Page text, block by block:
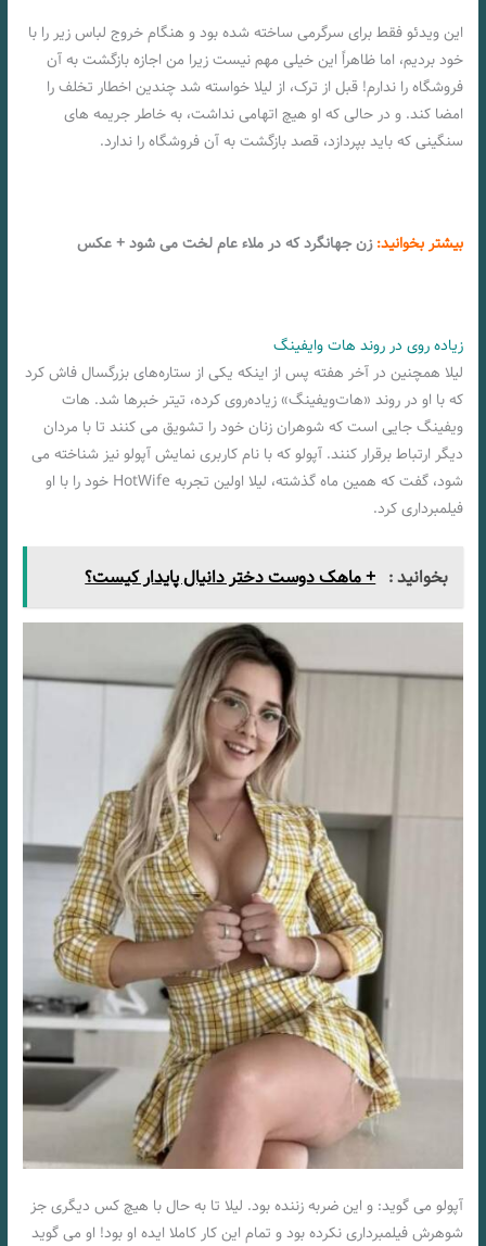
این ویدئو فقط برای سرگرمی ساخته شده بود و هنگام خروج لباس زیر را با
خود بردیم، اما ظاهراً این خیلی مهم نیست زیرا من اجازه بازگشت به آن
فروشگاه را ندارم! قبل از ترک، از لیلا خواسته شد چندین اخطار تخلف را
امضا کند. و در حالی که او هیچ اتهامی نداشت، به خاطر جریمه های
سنگینی که باید بپردازد، قصد بازگشت به آن فروشگاه را ندارد.
بیشتر بخوانید:زن جهانگرد که در ملاء عام لخت می شود + عکس
زیاده روی در روند هات وایفینگ
لیلا همچنین در آخر هفته پس از اینکه یکی از ستاره‌های بزرگسال فاش کرد
که با او در روند «هات‌ویفینگ» زیاده‌روی کرده، تیتر خبرها شد. هات
ویفینگ جایی است که شوهران زنان خود را تشویق می کنند تا با مردان
دیگر ارتباط برقرار کنند. آپولو که با نام کاربری نمایش آپولو نیز شناخته می
شود، گفت که همین ماه گذشته، لیلا اولین تجربه HotWife خود را با او
فیلمبرداری کرد.
بخوانید : + ماهک دوست دختر دانیال پایدار کیست؟
آپولو می گوید: و این ضربه زننده بود. لیلا تا به حال با هیچ کس دیگری جز
شوهرش فیلمبرداری نکرده بود و تمام این کار کاملا ایده او بود! او می گوید